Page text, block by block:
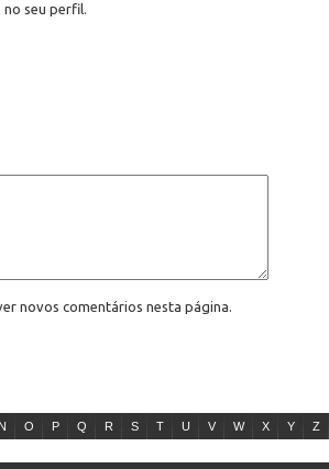
seu perfil.
novos comentários nesta página.
N O P Q R S T U V W X Y Z